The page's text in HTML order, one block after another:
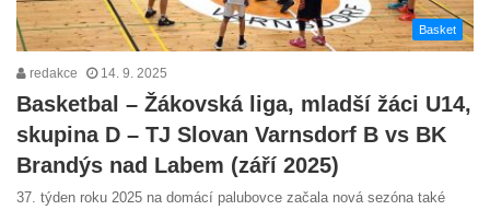
Basket
redakce 14. 9. 2025
Basketbal – Žákovská liga, mladší žáci U14,
skupina D – TJ Slovan Varnsdorf B vs BK
Brandýs nad Labem (září 2025)
37. týden roku 2025 na domácí palubovce začala nová sezóna také